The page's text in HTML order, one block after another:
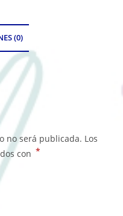
(0)
no será publicada. Los
con *